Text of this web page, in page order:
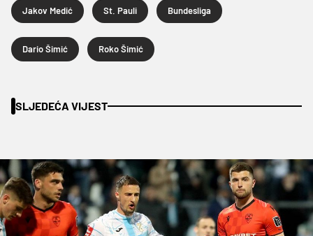
Jakov Medić St. Pauli Bundesliga
Dario Šimić Roko Šimić
SLJEDEĆA VIJEST